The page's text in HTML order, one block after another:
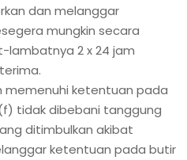
dan melanggar
mungkin secara
lambatnya 2 x 24 jam
memenuhi ketentuan pada
tidak dibebani tanggung
ditimbulkan akibat
ketentuan pada butir